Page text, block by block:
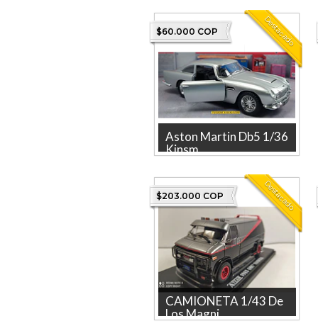
$60.000 COP Destacado
Aston Martin Db5 1/36
Kinsm...
Carro a Escala de Colección,
una pieza icónica d...
$203.000 COP Destacado
CAMIONETA 1/43 De
Los Magni...